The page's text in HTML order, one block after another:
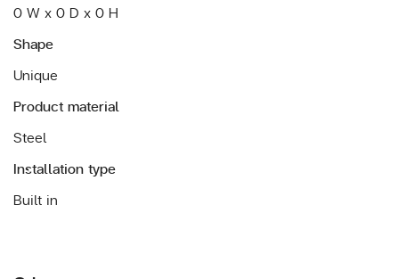
0 W x 0 D x 0 H
Shape
Unique
Product material
Steel
Installation type
Built in